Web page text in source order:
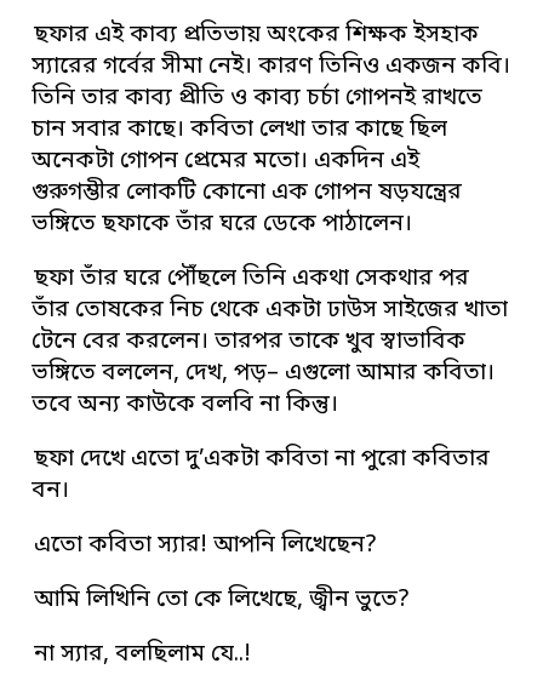
ছফার এই কাব্য প্রতিভায় অংকের শিক্ষক ইসহাক
স্যারের গর্বের সীমা নেই। কারণ তিনিও একজন কবি।
তিনি তার কাব্য প্রীতি ও কাব্য চর্চা গোপনই রাখতে
চান সবার কাছে। কবিতা লেখা তার কাছে ছিল
অনেকটা গোপন প্রেমের মতো। একদিন এই
গুরুগম্ভীর লোকটি কোনো এক গোপন ষড়যন্ত্রের
ভঙ্গিতে ছফাকে তাঁর ঘরে ডেকে পাঠালেন।
ছফা তাঁর ঘরে পৌঁছলে তিনি একথা সেকথার পর
তাঁর তোষকের নিচ থেকে একটা ঢাউস সাইজের খাতা
টেনে বের করলেন। তারপর তাকে খুব স্বাভাবিক
ভঙ্গিতে বললেন, দেখ, পড়– এগুলো আমার কবিতা।
তবে অন্য কাউকে বলবি না কিন্তু।
ছফা দেখে এতো দু’একটা কবিতা না পুরো কবিতার
বন।
এতো কবিতা স্যার! আপনি লিখেছেন?
আমি লিখিনি তো কে লিখেছে, জ্বীন ভুতে?
না স্যার, বলছিলাম যে..!